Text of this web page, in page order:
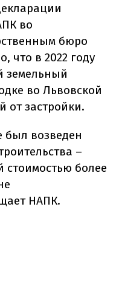
во
бюро
что в 2022 году
земельный
во Львовской
от застройки.
был возведен
–
стоимостью более
НАПК.